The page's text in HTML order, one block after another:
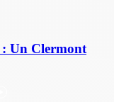
: Un Clermont